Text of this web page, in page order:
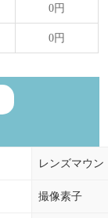
0円
0円
レンズマウン
撮像素子